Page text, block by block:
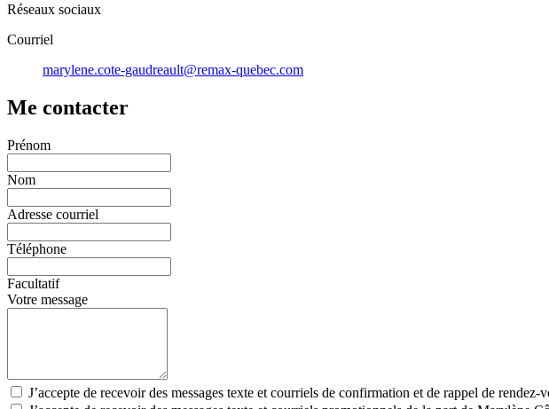
Réseaux sociaux
Courriel
marylene.cote-gaudreault@remax-quebec.com
Me contacter
Prénom
Nom
Adresse courriel
Téléphone
Facultatif
Votre message
J’accepte de recevoir des messages texte et courriels de confirmation et de rappel de